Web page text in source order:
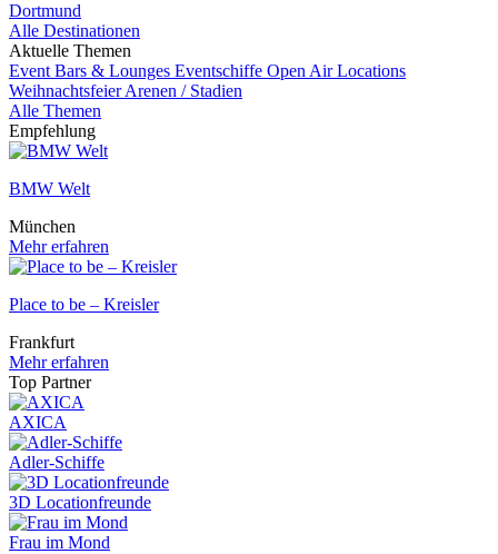
Dortmund
Alle Destinationen
Aktuelle Themen
Event Bars & Lounges Eventschiffe Open Air Locations
WeihnachtsfeierArenen / Stadien
Alle Themen
Empfehlung
BMW Welt
München
Mehr erfahren
Place to be – Kreisler
Frankfurt
Mehr erfahren
Top Partner
AXICA
Adler-Schiffe
3D Locationfreunde
Frau im Mond